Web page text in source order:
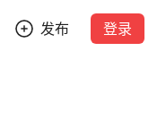
发布 登录